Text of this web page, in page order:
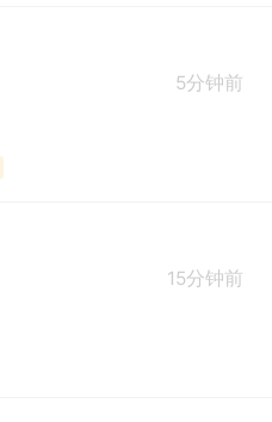
5分钟前
15分钟前